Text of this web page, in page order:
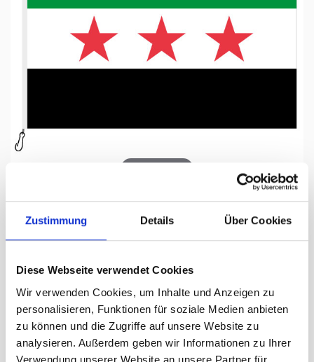
Zustimmung Details Über Cookies
Diese Webseite verwendet Cookies
Wir verwenden Cookies, um Inhalte und Anzeigen zu
personalisieren, Funktionen für soziale Medien anbieten
zu können und die Zugriffe auf unsere Website zu
analysieren. Außerdem geben wir Informationen zu Ihrer
Verwendung unserer Website an unsere Partner für
Fahne, Nation bedruckt,
Syrien, 200 x 300 cm
Lieferzeit Tage:ca. 5-7 Arbeitstage
318.00 CHF